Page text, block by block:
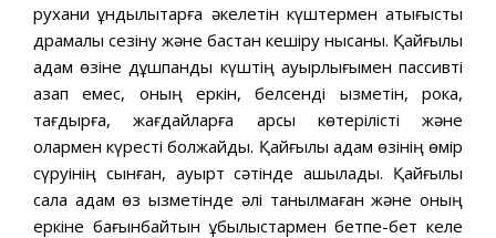
рухани құндылықтарға әкелетін күштермен қақтығысты
драмалық сезіну және бастан кешіру нысаны. Қайғылы
адам өзіне дұшпандық күштің ауырлығымен пассивті
азап емес, оның еркін, белсенді қызметін, рокқа,
тағдырға, жағдайларға қарсы көтерілісті және
олармен күресті болжайды. Қайғылы адам өзінің өмір
сүруінің сынған, қауырт сәтінде ашылады. Қайғылы
сала адам өз қызметінде әлі танылмаған және оның
еркіне бағынбайтын құбылыстармен бетпе-бет келе